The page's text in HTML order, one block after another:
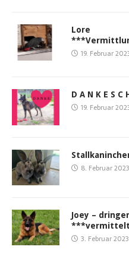
Lore
19. Februar
D A N K E S C
19. Februar
8. Februar 2023
Joey –
3. Februar 2023